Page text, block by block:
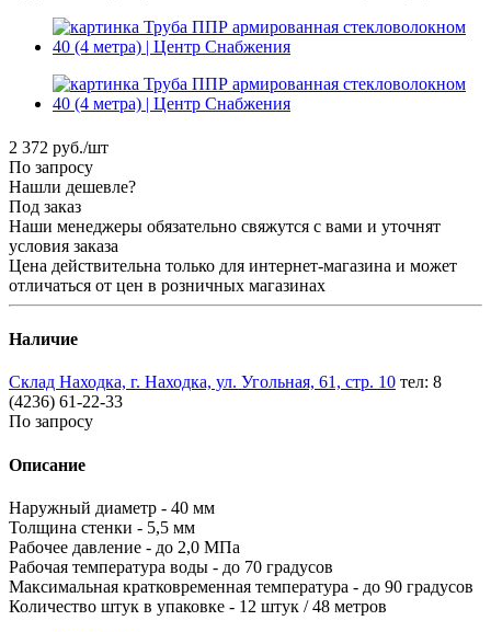
2 372 руб./шт
По запросу
Нашли дешевле?
Под заказ
Наши менеджеры обязательно свяжутся с вами и уточнят
условия заказа
Цена действительна только для интернет-магазина и может
отличаться от цен в розничных магазинах
Наличие
Склад Находка, г. Находка, ул. Угольная, 61, стр. 10 тел: 8
(4236) 61-22-33
По запросу
Описание
Наружный диаметр - 40 мм
Толщина стенки - 5,5 мм
Рабочее давление - до 2,0 МПа
Рабочая температура воды - до 70 градусов
Максимальная кратковременная температура - до 90 градусов
Количество штук в упаковке - 12 штук / 48 метров